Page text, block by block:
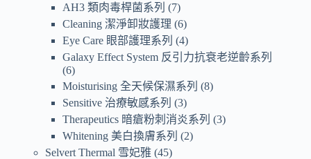
AH3 類肉毒桿菌系列
7
Cleaning 潔淨卸妝護理 6
Eye Care 眼部護理系列
4
Galaxy Effect System 反引力抗衰老逆齡系列
6
Moisturising 全天候保濕系列
8
Sensitive 治療敏感系列
3
Therapeutics 暗瘡粉刺消炎系列
3
Whitening 美白換膚系列
2
Selvert Thermal 雪妃雅 45